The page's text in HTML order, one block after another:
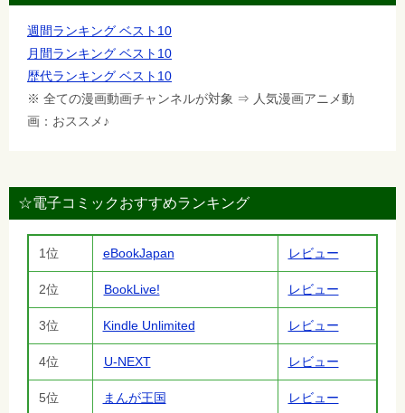
週間ランキング ベスト10
月間ランキング ベスト10
歴代ランキング ベスト10
※ 全ての漫画動画チャンネルが対象 ⇒ 人気漫画アニメ動
画：おススメ♪
☆電子コミックおすすめランキング
1位 eBookJapan レビュー
2位 BookLive! レビュー
3位 Kindle Unlimited レビュー
4位 U-NEXT レビュー
5位 まんが王国 レビュー